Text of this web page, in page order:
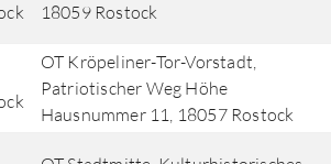
18059 Rostock
OT Kröpeliner-Tor-Vorstadt,
Patriotischer Weg Höhe
Hausnummer 11, 18057 Rostock